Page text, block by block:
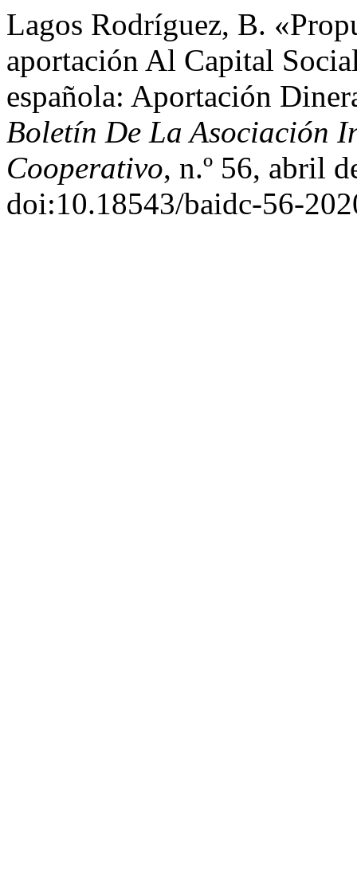
Lagos Rodríguez, B.
aportación Al Capital
española: Aportación
Boletín De La Asociación
Cooperativo, n.º 56, abril
doi:10.18543/baidc-56-